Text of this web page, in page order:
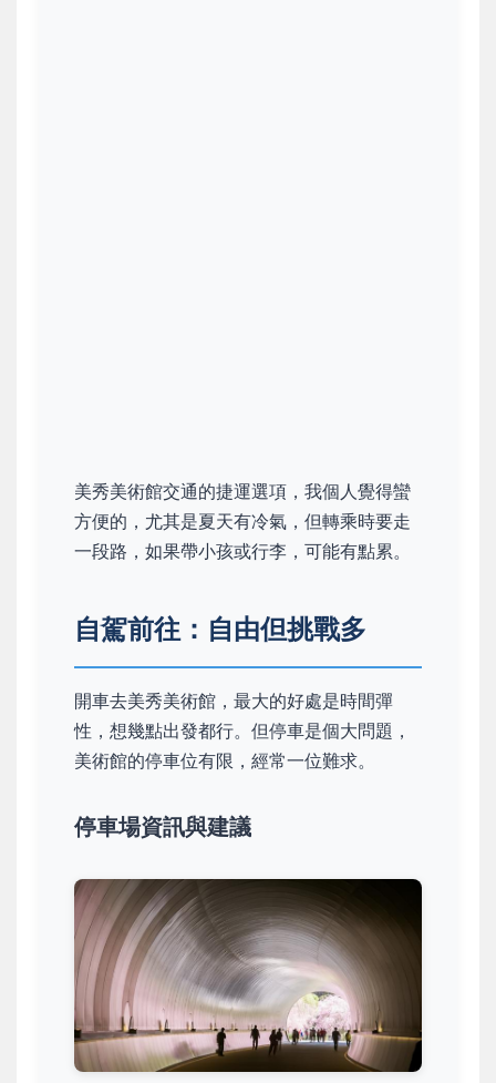
美秀美術館交通的捷運選項，我個人覺得蠻
方便的，尤其是夏天有冷氣，但轉乘時要走
一段路，如果帶小孩或行李，可能有點累。
自駕前往：自由但挑戰多
開車去美秀美術館，最大的好處是時間彈
性，想幾點出發都行。但停車是個大問題，
美術館的停車位有限，經常一位難求。
停車場資訊與建議